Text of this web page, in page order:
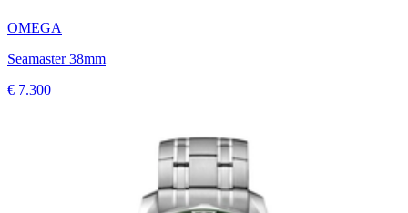
OMEGA
Seamaster 38mm
€ 7.300